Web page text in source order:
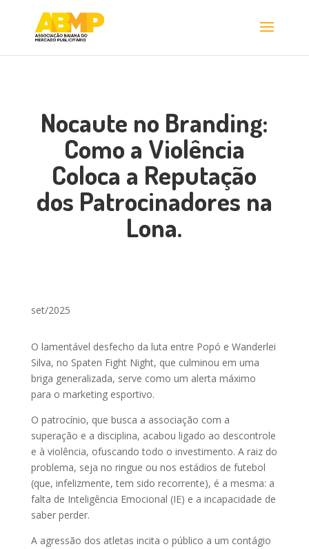
Nocaute no Branding:
Como a Violência
Coloca a Reputação
dos Patrocinadores na
Lona.
set/2025
O lamentável desfecho da luta entre Popó e Wanderlei
Silva, no Spaten Fight Night, que culminou em uma
briga generalizada, serve como um alerta máximo
para o marketing esportivo.
O patrocínio, que busca a associação com a
superação e a disciplina, acabou ligado ao descontrole
e à violência, ofuscando todo o investimento. A raiz do
problema, seja no ringue ou nos estádios de futebol
(que, infelizmente, tem sido recorrente), é a mesma: a
falta de Inteligência Emocional (IE) e a incapacidade de
saber perder.
A agressão dos atletas incita o público a um contágio